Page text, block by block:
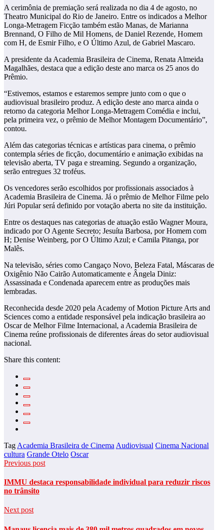
A cerimônia de premiação será realizada no dia 4 de agosto, no
Theatro Municipal do Rio de Janeiro. Entre os indicados a Melhor
Longa-Metragem Ficção também estão Manas, de Marianna
Brennand, O Filho de Mil Homens, de Daniel Rezende, Homem
com H, de Esmir Filho, e O Último Azul, de Gabriel Mascaro.
A presidente da Academia Brasileira de Cinema, Renata Almeida
Magalhães, destaca que a edição deste ano marca os 25 anos do
Prêmio.
“Estivemos, estamos e estaremos sempre junto com o que o
audiovisual brasileiro produz. A edição deste ano marca ainda o
retorno da categoria Melhor Longa-Metragem Comédia e inclui,
pela primeira vez, o prêmio de Melhor Montagem Documentário”,
contou.
Além das categorias técnicas e artísticas para cinema, o prêmio
contempla séries de ficção, documentário e animação exibidas na
televisão aberta, TV paga e streaming. Segundo a organização,
serão entregues 32 troféus.
Os vencedores serão escolhidos por profissionais associados à
Academia Brasileira de Cinema. Já o prêmio de Melhor Filme pelo
Júri Popular será definido por votação aberta no site da instituição.
Entre os destaques nas categorias de atuação estão Wagner Moura,
indicado por O Agente Secreto; Jesuíta Barbosa, por Homem com
H; Denise Weinberg, por O Último Azul; e Camila Pitanga, por
Malês.
Na televisão, séries como Cangaço Novo, Beleza Fatal, Máscaras de
Oxigênio Não Cairão Automaticamente e Ângela Diniz:
Assassinada e Condenada aparecem entre as produções mais
lembradas.
Reconhecida desde 2020 pela Academy of Motion Picture Arts and
Sciences como a entidade responsável pela indicação brasileira ao
Oscar de Melhor Filme Internacional, a Academia Brasileira de
Cinema reúne profissionais de diferentes áreas do setor audiovisual
nacional.
Share this content:
Tag Academia Brasileira de Cinema Audiovisual Cinema Nacional
cultura Grande Otelo Oscar
Previous post
IMMU destaca responsabilidade individual para reduzir riscos
no trânsito
Next post